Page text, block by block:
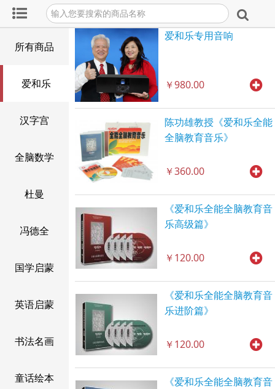
所有商品
爱和乐
汉字宫
全脑数学
杜曼
冯德全
国学启蒙
英语启蒙
书法名画
童话绘本
爱和乐专用音响
￥980.00
陈功雄教授《爱和乐全能
全脑教育音乐》
￥360.00
《爱和乐全能全脑教育音
乐高级篇》
￥120.00
《爱和乐全能全脑教育音
乐进阶篇》
￥120.00
《爱和乐全能全脑教育音